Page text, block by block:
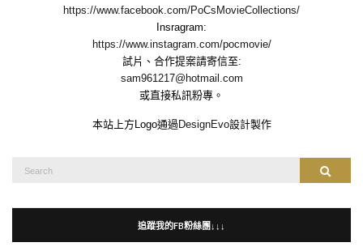
https://www.facebook.com/PoCsMovieCollections/
Insragram:
https://www.instagram.com/pocmovie/
試片、合作提案請寄信至:
sam961217@hotmail.com
或直接私訊粉專。
本站上方Logo通過DesignEvo設計製作
Search
追蹤我的FB粉絲團↓↓↓